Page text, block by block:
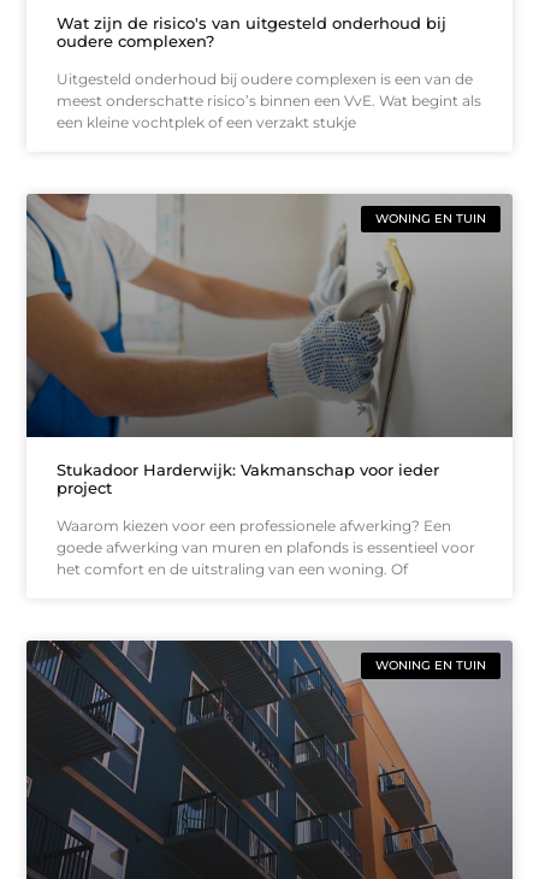
Wat zijn de risico's van uitgesteld onderhoud bij
oudere complexen?
Uitgesteld onderhoud bij oudere complexen is een van de
meest onderschatte risico’s binnen een VvE. Wat begint als
een kleine vochtplek of een verzakt stukje
WONING EN TUIN
Stukadoor Harderwijk: Vakmanschap voor ieder
project
Waarom kiezen voor een professionele afwerking? Een
goede afwerking van muren en plafonds is essentieel voor
het comfort en de uitstraling van een woning. Of
WONING EN TUIN